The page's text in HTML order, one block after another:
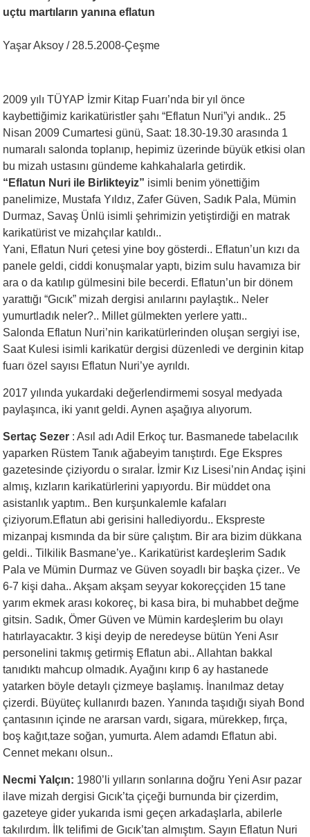
uçtu martıların yanına eflatun
Yaşar Aksoy / 28.5.2008-Çeşme
2009 yılı TÜYAP İzmir Kitap Fuarı’nda bir yıl önce
kaybettiğimiz karikatüristler şahı “Eflatun Nuri”yi andık.. 25
Nisan 2009 Cumartesi günü, Saat: 18.30-19.30 arasında 1
numaralı salonda toplanıp, hepimiz üzerinde büyük etkisi olan
bu mizah ustasını gündeme kahkahalarla getirdik.
“Eflatun Nuri ile Birlikteyiz” isimli benim yönettiğim
panelimize, Mustafa Yıldız, Zafer Güven, Sadık Pala, Mümin
Durmaz, Savaş Ünlü isimli şehrimizin yetiştirdiği en matrak
karikatürist ve mizahçılar katıldı..
Yani, Eflatun Nuri çetesi yine boy gösterdi.. Eflatun’un kızı da
panele geldi, ciddi konuşmalar yaptı, bizim sulu havamıza bir
ara o da katılıp gülmesini bile becerdi. Eflatun’un bir dönem
yarattığı “Gıcık” mizah dergisi anılarını paylaştık.. Neler
yumurtladık neler?.. Millet gülmekten yerlere yattı..
Salonda Eflatun Nuri’nin karikatürlerinden oluşan sergiyi ise,
Saat Kulesi isimli karikatür dergisi düzenledi ve derginin kitap
fuarı özel sayısı Eflatun Nuri’ye ayrıldı.
2017 yılında yukardaki değerlendirmemi sosyal medyada
paylaşınca, iki yanıt geldi. Aynen aşağıya alıyorum.
Sertaç Sezer : Asıl adı Adil Erkoç tur. Basmanede tabelacılık
yaparken Rüstem Tanık ağabeyim tanıştırdı. Ege Ekspres
gazetesinde çiziyordu o sıralar. İzmir Kız Lisesi’nin Andaç işini
almış, kızların karikatürlerini yapıyordu. Bir müddet ona
asistanlık yaptım.. Ben kurşunkalemle kafaları
çiziyorum.Eflatun abi gerisini hallediyordu.. Ekspreste
mizanpaj kısmında da bir süre çalıştım. Bir ara bizim dükkana
geldi.. Tilkilik Basmane’ye.. Karikatürist kardeşlerim Sadık
Pala ve Mümin Durmaz ve Güven soyadlı bir başka çizer.. Ve
6-7 kişi daha.. Akşam akşam seyyar kokoreççiden 15 tane
yarım ekmek arası kokoreç, bi kasa bira, bi muhabbet değme
gitsin. Sadık, Ömer Güven ve Mümin kardeşlerim bu olayı
hatırlayacaktır. 3 kişi deyip de neredeyse bütün Yeni Asır
personelini takmış getirmiş Eflatun abi.. Allahtan bakkal
tanıdıktı mahcup olmadık. Ayağını kırıp 6 ay hastanede
yatarken böyle detaylı çizmeye başlamış. İnanılmaz detay
çizerdi. Büyüteç kullanırdı bazen. Yanında taşıdığı siyah Bond
çantasının içinde ne ararsan vardı, sigara, mürekkep, fırça,
boş kağıt,taze soğan, yumurta. Alem adamdı Eflatun abi.
Cennet mekanı olsun..
Necmi Yalçın: 1980’li yılların sonlarına doğru Yeni Asır pazar
ilave mizah dergisi Gıcık’ta çiçeği burnunda bir çizerdim,
gazeteye gider yukarıda ismi geçen arkadaşlarla, abilerle
takılırdım. İlk telifimi de Gıcık’tan almıştım. Sayın Eflatun Nuri